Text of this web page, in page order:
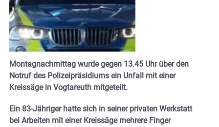
Montagnachmittag wurde gegen 13.45 Uhr über den
Notruf des Polizeipräsidiums ein Unfall mit einer
Kreissäge in Vogtareuth mitgeteilt.
Ein 83-Jähriger hatte sich in seiner privaten Werkstatt
bei Arbeiten mit einer Kreissäge mehrere Finger